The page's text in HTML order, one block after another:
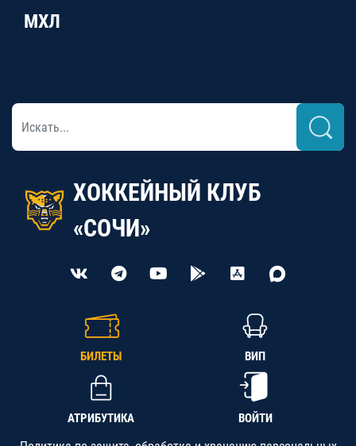
МХЛ
ХОККЕЙНЫЙ КЛУБ
«СОЧИ»
БИЛЕТЫ ВИП
АТРИБУТИКА ВОЙТИ